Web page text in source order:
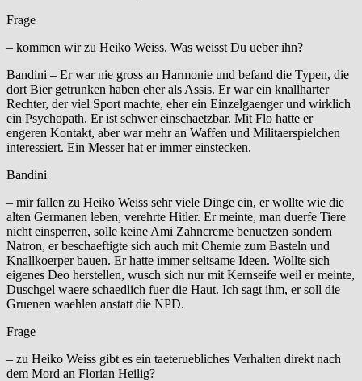
Frage
– kommen wir zu Heiko Weiss. Was weisst Du ueber ihn?
Bandini – Er war nie gross an Harmonie und befand die Typen, die
dort Bier getrunken haben eher als Assis. Er war ein knallharter
Rechter, der viel Sport machte, eher ein Einzelgaenger und wirklich
ein Psychopath. Er ist schwer einschaetzbar. Mit Flo hatte er
engeren Kontakt, aber war mehr an Waffen und Militaerspielchen
interessiert. Ein Messer hat er immer einstecken.
Bandini
– mir fallen zu Heiko Weiss sehr viele Dinge ein, er wollte wie die
alten Germanen leben, verehrte Hitler. Er meinte, man duerfe Tiere
nicht einsperren, solle keine Ami Zahncreme benuetzen sondern
Natron, er beschaeftigte sich auch mit Chemie zum Basteln und
Knallkoerper bauen. Er hatte immer seltsame Ideen. Wollte sich
eigenes Deo herstellen, wusch sich nur mit Kernseife weil er meinte,
Duschgel waere schaedlich fuer die Haut. Ich sagt ihm, er soll die
Gruenen waehlen anstatt die NPD.
Frage
– zu Heiko Weiss gibt es ein taeteruebliches Verhalten direkt nach
dem Mord an Florian Heilig?